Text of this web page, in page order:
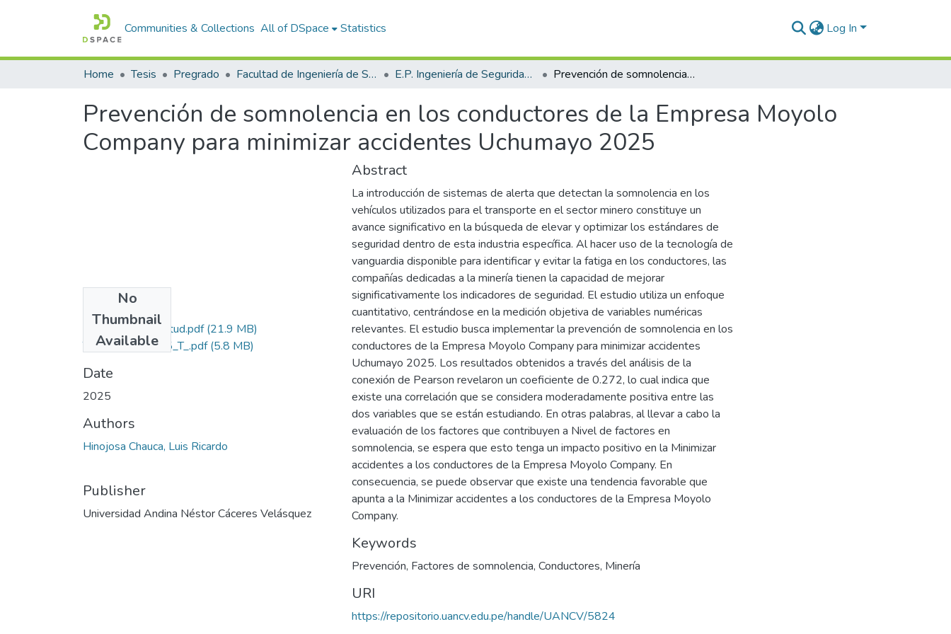
Communities & Collections All of DSpace Statistics Log In
Home Tesis Pregrado Facultad de Ingeniería de Sistemas E.P. Ingeniería de Seguridad y Gestión Minera Prevención de somnolencia en los conductores de la Empresa Moyolo Company para minimizar accidentes Uchumayo 2025
Prevención de somnolencia en los conductores de la Empresa Moyolo
Company para minimizar accidentes Uchumayo 2025
No
Thumbnail
Available
Grado de Similitud.pdf(21.9 MB)
T036_41639195_T_.pdf(5.8 MB)
Date
2025
Authors
Hinojosa Chauca, Luis Ricardo
Publisher
Universidad Andina Néstor Cáceres Velásquez
Abstract
La introducción de sistemas de alerta que detectan la somnolencia en los
vehículos utilizados para el transporte en el sector minero constituye un
avance significativo en la búsqueda de elevar y optimizar los estándares de
seguridad dentro de esta industria específica. Al hacer uso de la tecnología de
vanguardia disponible para identificar y evitar la fatiga en los conductores, las
compañías dedicadas a la minería tienen la capacidad de mejorar
significativamente los indicadores de seguridad. El estudio utiliza un enfoque
cuantitativo, centrándose en la medición objetiva de variables numéricas
relevantes. El estudio busca implementar la prevención de somnolencia en los
conductores de la Empresa Moyolo Company para minimizar accidentes
Uchumayo 2025. Los resultados obtenidos a través del análisis de la
conexión de Pearson revelaron un coeficiente de 0.272, lo cual indica que
existe una correlación que se considera moderadamente positiva entre las
dos variables que se están estudiando. En otras palabras, al llevar a cabo la
evaluación de los factores que contribuyen a Nivel de factores en
somnolencia, se espera que esto tenga un impacto positivo en la Minimizar
accidentes a los conductores de la Empresa Moyolo Company. En
consecuencia, se puede observar que existe una tendencia favorable que
apunta a la Minimizar accidentes a los conductores de la Empresa Moyolo
Company.
Keywords
Prevención, Factores de somnolencia, Conductores, Minería
URI
https://repositorio.uancv.edu.pe/handle/UANCV/5824